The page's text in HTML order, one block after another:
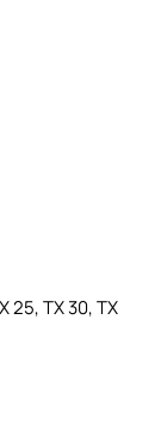
25, TX 30, TX